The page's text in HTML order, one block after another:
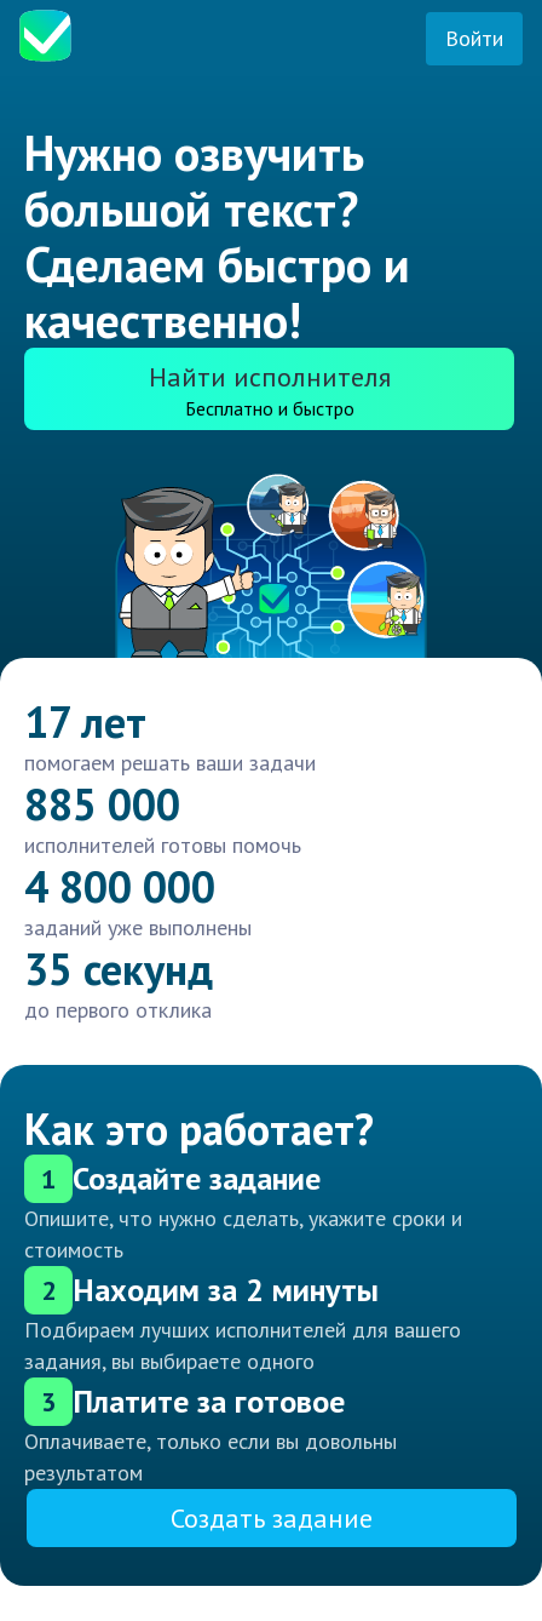
Войти
Нужно озвучить
большой текст?
Сделаем быстро и
качественно!
Найти исполнителя
Бесплатно и быстро
17 лет
помогаем решать ваши задачи
885 000
исполнителей готовы помочь
4 800 000
заданий уже выполнены
35 секунд
до первого отклика
Как это работает?
1 Создайте задание
Опишите, что нужно сделать, укажите сроки и
стоимость
2 Находим за 2 минуты
Подбираем лучших исполнителей для вашего
задания, вы выбираете одного
3 Платите за готовое
Оплачиваете, только если вы довольны
результатом
Создать задание